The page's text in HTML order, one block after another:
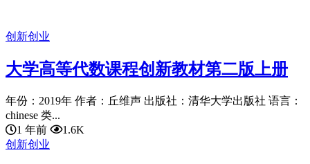
创新创业
大学高等代数课程创新教材第二版上册
年份：2019年 作者：丘维声 出版社：清华大学出版社 语言：
chinese 类...
1 年前
1.6K
创新创业